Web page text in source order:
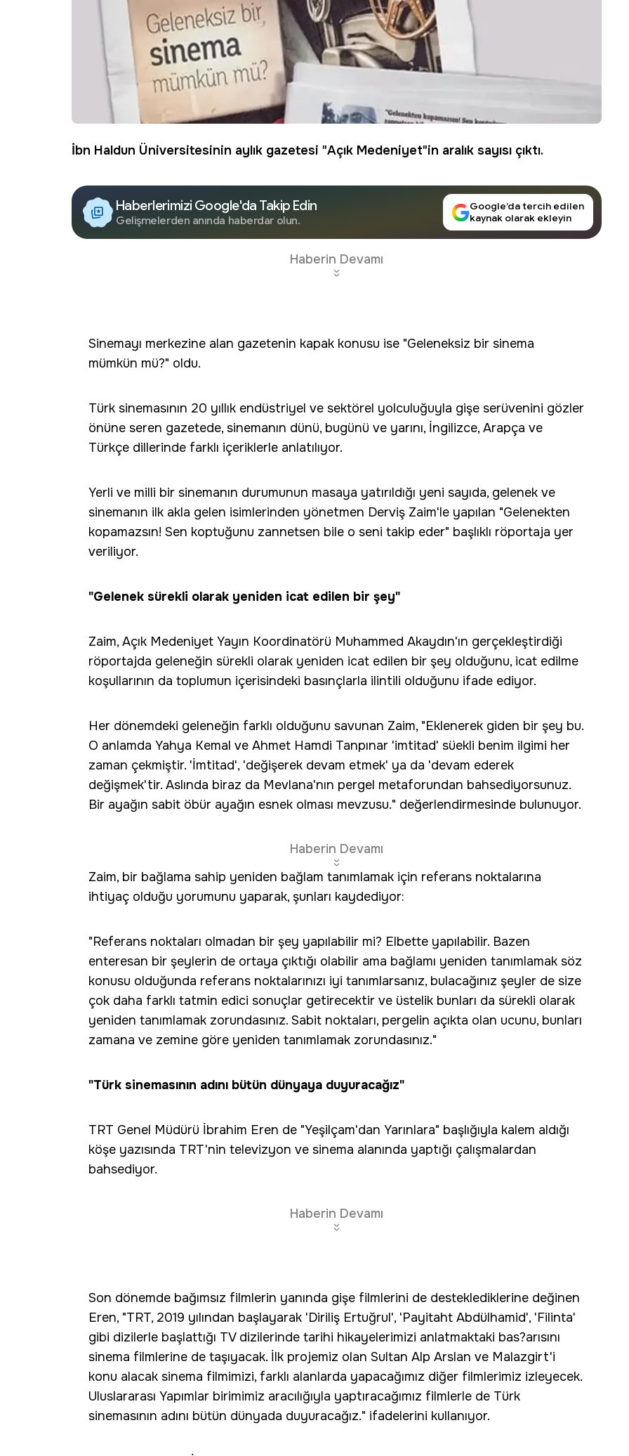
İbn Haldun Üniversitesinin aylık gazetesi "Açık Medeniyet"in aralık sayısı çıktı.
Haberlerimizi Google'da Takip Edin
Gelişmelerden anında haberdar olun.
Google’da tercih edilen
kaynak olarak ekleyin
Haberin Devamı
Sinemayı merkezine alan gazetenin kapak konusu ise "Geleneksiz bir sinema
mümkün mü?" oldu.
Türk sinemasının 20 yıllık endüstriyel ve sektörel yolculuğuyla gişe serüvenini gözler
önüne seren gazetede, sinemanın dünü, bugünü ve yarını, İngilizce, Arapça ve
Türkçe dillerinde farklı içeriklerle anlatılıyor.
Yerli ve milli bir sinemanın durumunun masaya yatırıldığı yeni sayıda, gelenek ve
sinemanın ilk akla gelen isimlerinden yönetmen Derviş Zaim'le yapılan "Gelenekten
kopamazsın! Sen koptuğunu zannetsen bile o seni takip eder" başlıklı röportaja yer
veriliyor.
"Gelenek sürekli olarak yeniden icat edilen bir şey"
Zaim, Açık Medeniyet Yayın Koordinatörü Muhammed Akaydın'ın gerçekleştirdiği
röportajda geleneğin sürekli olarak yeniden icat edilen bir şey olduğunu, icat edilme
koşullarının da toplumun içerisindeki basınçlarla ilintili olduğunu ifade ediyor.
Her dönemdeki geleneğin farklı olduğunu savunan Zaim, "Eklenerek giden bir şey bu.
O anlamda Yahya Kemal ve Ahmet Hamdi Tanpınar 'imtitad' süekli benim ilgimi her
zaman çekmiştir. 'İmtitad', 'değişerek devam etmek' ya da 'devam ederek
değişmek'tir. Aslında biraz da Mevlana'nın pergel metaforundan bahsediyorsunuz.
Bir ayağın sabit öbür ayağın esnek olması mevzusu." değerlendirmesinde bulunuyor.
Haberin Devamı
Zaim, bir bağlama sahip yeniden bağlam tanımlamak için referans noktalarına
ihtiyaç olduğu yorumunu yaparak, şunları kaydediyor:
"Referans noktaları olmadan bir şey yapılabilir mi? Elbette yapılabilir. Bazen
enteresan bir şeylerin de ortaya çıktığı olabilir ama bağlamı yeniden tanımlamak söz
konusu olduğunda referans noktalarınızı iyi tanımlarsanız, bulacağınız şeyler de size
çok daha farklı tatmin edici sonuçlar getirecektir ve üstelik bunları da sürekli olarak
yeniden tanımlamak zorundasınız. Sabit noktaları, pergelin açıkta olan ucunu, bunları
zamana ve zemine göre yeniden tanımlamak zorundasınız."
"Türk sinemasının adını bütün dünyaya duyuracağız"
TRT Genel Müdürü İbrahim Eren de "Yeşilçam'dan Yarınlara" başlığıyla kalem aldığı
köşe yazısında TRT'nin televizyon ve sinema alanında yaptığı çalışmalardan
bahsediyor.
Haberin Devamı
Son dönemde bağımsız filmlerin yanında gişe filmlerini de desteklediklerine değinen
Eren, "TRT, 2019 yılından başlayarak 'Diriliş Ertuğrul', 'Payitaht Abdülhamid', 'Filinta'
gibi dizilerle başlattığı TV dizilerinde tarihi hikayelerimizi anlatmaktaki bas?arısını
sinema filmlerine de taşıyacak. İlk projemiz olan Sultan Alp Arslan ve Malazgirt'i
konu alacak sinema filmimizi, farklı alanlarda yapacağımız diğer filmlerimiz izleyecek.
Uluslararası Yapımlar birimimiz aracılığıyla yaptıracağımız filmlerle de Türk
sinemasının adını bütün dünyada duyuracağız." ifadelerini kullanıyor.